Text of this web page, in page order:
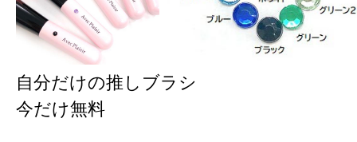
自分だけの推しブラシ
今だけ無料